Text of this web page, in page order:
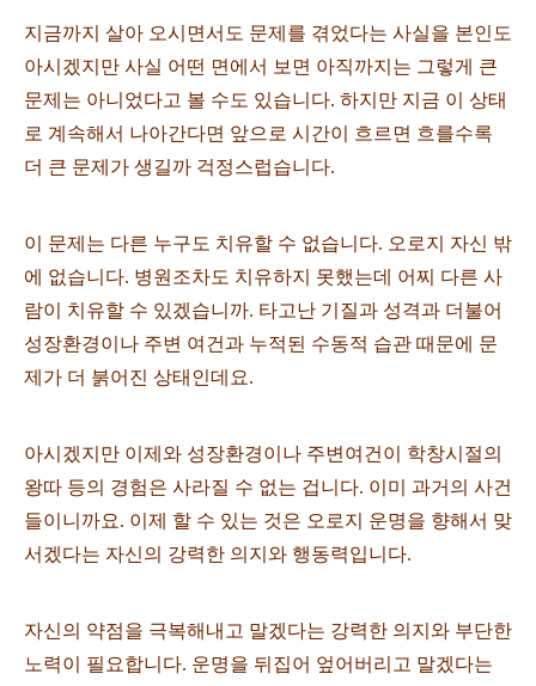
지금까지 살아 오시면서도 문제를 겪었다는 사실을 본인도
아시겠지만 사실 어떤 면에서 보면 아직까지는 그렇게 큰
문제는 아니었다고 볼 수도 있습니다. 하지만 지금 이 상태
로 계속해서 나아간다면 앞으로 시간이 흐르면 흐를수록
더 큰 문제가 생길까 걱정스럽습니다.
이 문제는 다른 누구도 치유할 수 없습니다. 오로지 자신 밖
에 없습니다. 병원조차도 치유하지 못했는데 어찌 다른 사
람이 치유할 수 있겠습니까. 타고난 기질과 성격과 더불어
성장환경이나 주변 여건과 누적된 수동적 습관 때문에 문
제가 더 붉어진 상태인데요.
아시겠지만 이제와 성장환경이나 주변여건이 학창시절의
왕따 등의 경험은 사라질 수 없는 겁니다. 이미 과거의 사건
들이니까요. 이제 할 수 있는 것은 오로지 운명을 향해서 맞
서겠다는 자신의 강력한 의지와 행동력입니다.
자신의 약점을 극복해내고 말겠다는 강력한 의지와 부단한
노력이 필요합니다. 운명을 뒤집어 엎어버리고 말겠다는